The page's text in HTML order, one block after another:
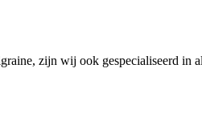
zijn wij ook gespecialiseerd in